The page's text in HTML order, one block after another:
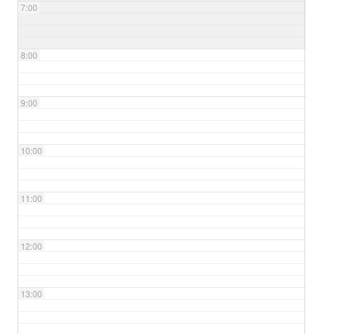
7:00
8:00
9:00
10:00
11:00
12:00
13:00